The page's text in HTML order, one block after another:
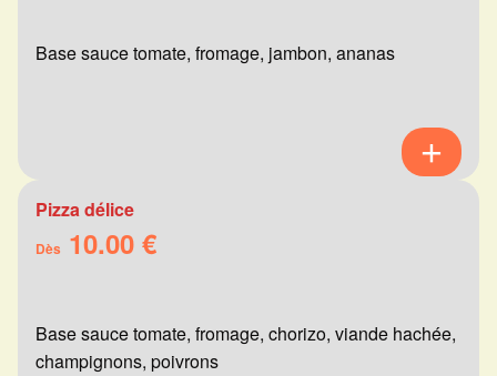
Base sauce tomate, fromage, jambon, ananas
Pizza délice
Dès 10.00 €
Base sauce tomate, fromage, chorizo, viande hachée,
champignons, poivrons